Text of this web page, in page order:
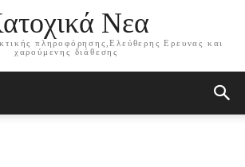
Νεα
πληροφόρησης,Ελεύθερης Ερευνας και
χαρούμενης διάθεσης